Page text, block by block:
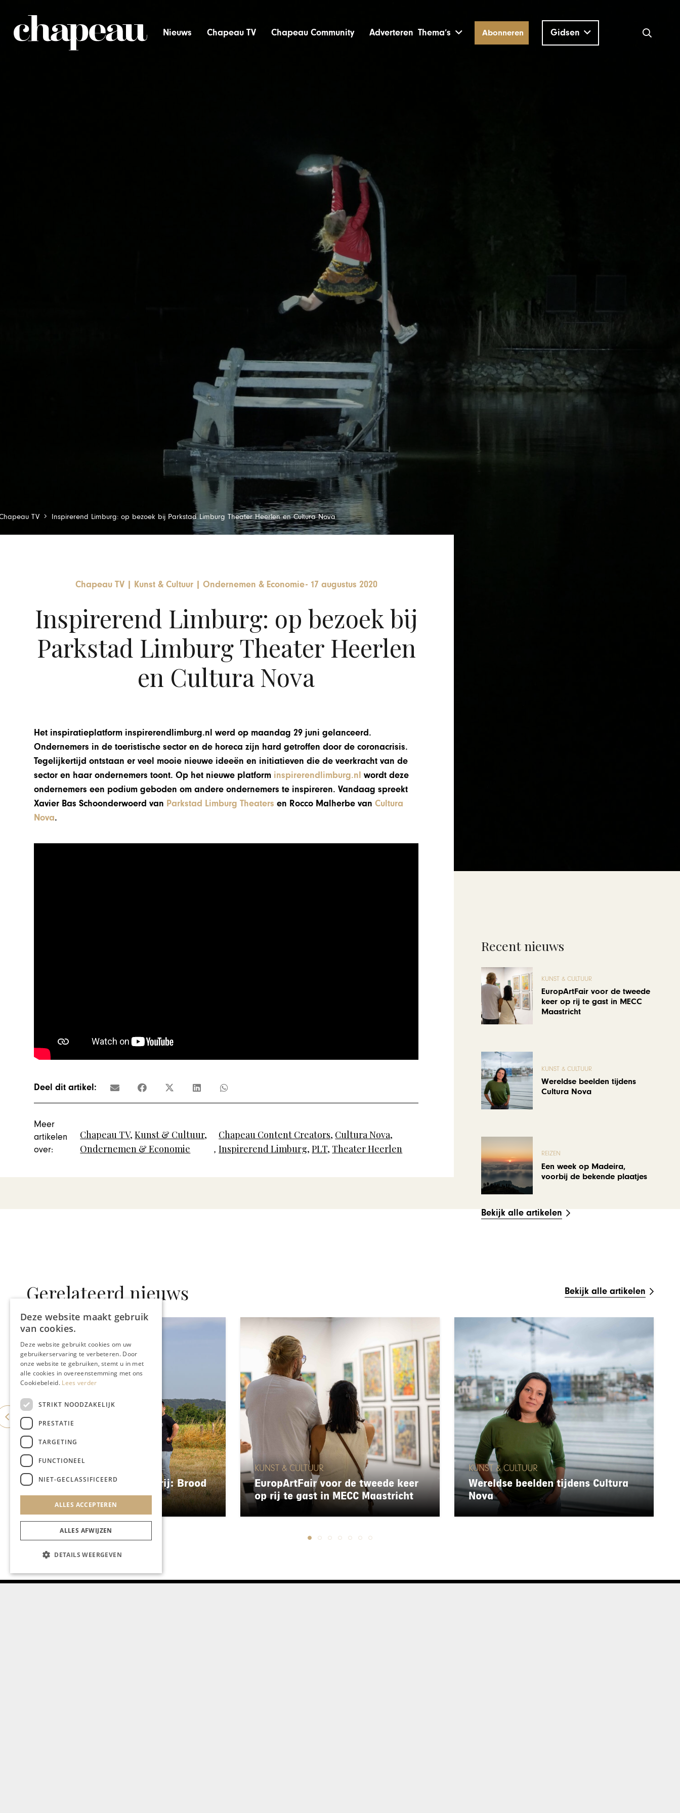
Nieuws Chapeau TV Chapeau Community Adverteren Thema’s Abonneren Gidsen
TV Inspirerend Limburg: op bezoek bij Parkstad Limburg Theater Heerlen en Cultura Nova
Chapeau TV | Kunst & Cultuur | Ondernemen & Economie- 17 augustus 2020
Inspirerend Limburg: op bezoek bij
Parkstad Limburg Theater Heerlen
en Cultura Nova
Het inspiratieplatform inspirerendlimburg.nl werd op maandag 29 juni gelanceerd.
Ondernemers in de toeristische sector en de horeca zijn hard getroffen door de coronacrisis.
Tegelijkertijd ontstaan er veel mooie nieuwe ideeën en initiatieven die de veerkracht van de
sector en haar ondernemers toont. Op het nieuwe platform inspirerendlimburg.nl wordt deze
ondernemers een podium geboden om andere ondernemers te inspireren. Vandaag spreekt
Xavier Bas Schoonderwoerd van Parkstad Limburg Theaters en Rocco Malherbe vanCultura
Nova.
Deel dit artikel:
Meer
artikelen
over:
Chapeau TV,Kunst & Cultuur,
Ondernemen & Economie
,
Chapeau Content Creators, Cultura Nova,
Inspirerend Limburg,PLT, Theater Heerlen
Recent nieuws
KUNST & CULTUUR
EuropArtFair voor de tweede
keer op rij te gast in MECC
Maastricht
KUNST & CULTUUR
Wereldse beelden tijdens
Cultura Nova
REIZEN
Een week op Madeira,
voorbij de bekende plaatjes
Bekijk alle artikelen
Gerelateerd nieuws Bekijk alle artikelen
ES&C opent eigen bakkerij: Brood
Atelier
KUNST & CULTUUR
EuropArtFair voor de tweede keer
op rij te gast in MECC Maastricht
KUNST & CULTUUR
Wereldse beelden tijdens Cultura
Nova
Deze website maakt gebruik
van cookies.
Deze website gebruikt cookies om uw
gebruikerservaring te verbeteren. Door
onze website te gebruiken, stemt u in met
alle cookies in overeenstemming met ons
Cookiebeleid. Lees verder
STRIKT NOODZAKELIJK
PRESTATIE
TARGETING
FUNCTIONEEL
NIET-GECLASSIFICEERD
ALLES ACCEPTEREN
ALLES AFWIJZEN
DETAILS WEERGEVEN